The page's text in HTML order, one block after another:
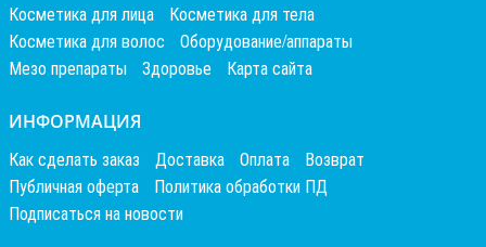
Косметика для лица
Косметика для тела
Косметика для волос
Оборудование/аппараты
Мезо препараты
Здоровье Карта сайта
ИНФОРМАЦИЯ
Как сделать заказ Доставка Оплата
Возврат
Публичная оферта
Политика обработки ПД
Подписаться на новости